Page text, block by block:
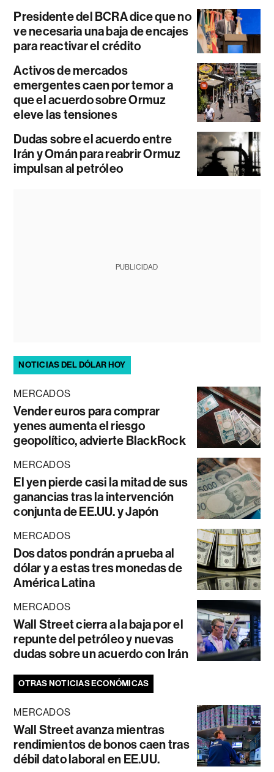
Presidente del BCRA dice que no
ve necesaria una baja de encajes
para reactivar el crédito
Activos de mercados
emergentes caen por temor a
que el acuerdo sobre Ormuz
eleve las tensiones
Dudas sobre el acuerdo entre
Irán y Omán para reabrir Ormuz
impulsan al petróleo
PUBLICIDAD
NOTICIAS DEL DÓLAR HOY
MERCADOS
Vender euros para comprar
yenes aumenta el riesgo
geopolítico, advierte BlackRock
MERCADOS
El yen pierde casi la mitad de sus
ganancias tras la intervención
conjunta de EE.UU. y Japón
MERCADOS
Dos datos pondrán a prueba al
dólar y a estas tres monedas de
América Latina
MERCADOS
Wall Street cierra a la baja por el
repunte del petróleo y nuevas
dudas sobre un acuerdo con Irán
OTRAS NOTICIAS ECONÓMICAS
MERCADOS
Wall Street avanza mientras
rendimientos de bonos caen tras
débil dato laboral en EE.UU.